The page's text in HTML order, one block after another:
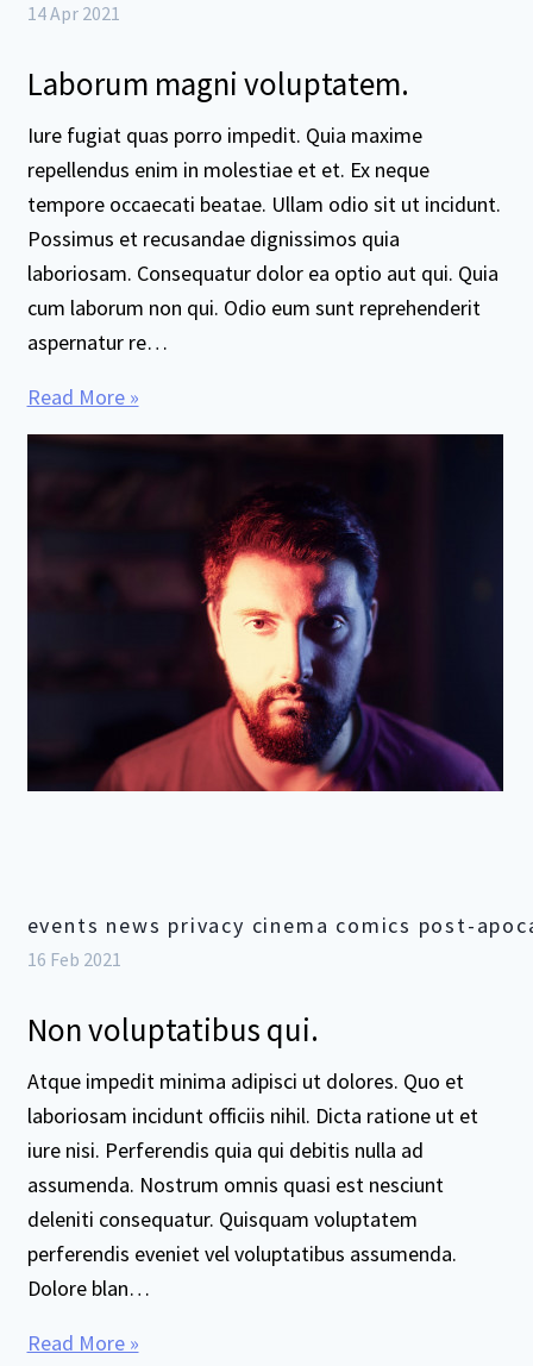
14 Apr 2021
Laborum magni voluptatem.
Iure fugiat quas porro impedit. Quia maxime
repellendus enim in molestiae et et. Ex neque
tempore occaecati beatae. Ullam odio sit ut incidunt.
Possimus et recusandae dignissimos quia
laboriosam. Consequatur dolor ea optio aut qui. Quia
cum laborum non qui. Odio eum sunt reprehenderit
aspernatur re…
Read More »
events news privacy cinema comics post-
16 Feb 2021
Non voluptatibus qui.
Atque impedit minima adipisci ut dolores. Quo et
laboriosam incidunt officiis nihil. Dicta ratione ut et
iure nisi. Perferendis quia qui debitis nulla ad
assumenda. Nostrum omnis quasi est nesciunt
deleniti consequatur. Quisquam voluptatem
perferendis eveniet vel voluptatibus assumenda.
Dolore blan…
Read More »